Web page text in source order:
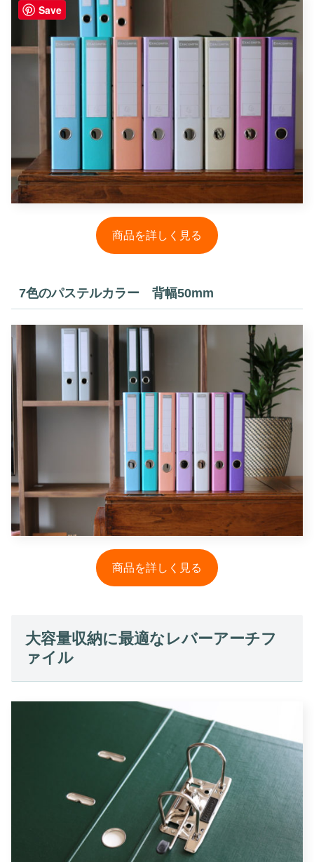
商品を詳しく見る
7色のパステルカラー 背幅50mm
商品を詳しく見る
大容量収納に最適なレバーアーチフ
ァイル
Save